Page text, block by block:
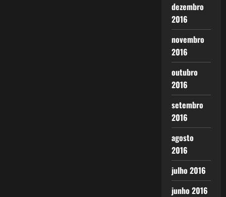
dezembro
2016
novembro
2016
outubro
2016
setembro
2016
agosto
2016
julho 2016
junho 2016